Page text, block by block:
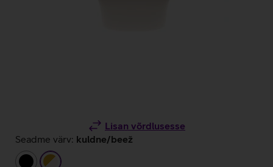
Lisan võrdlusesse
Seadme värv: kuldne/beež
mustkuldne/beež